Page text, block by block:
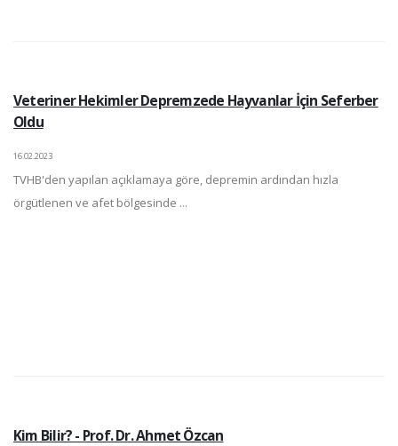
Veteriner Hekimler Depremzede Hayvanlar İçin Seferber
Oldu
16.02.2023
TVHB'den yapılan açıklamaya göre, depremin ardından hızla
örgütlenen ve afet bölgesinde ...
Kim Bilir? - Prof. Dr. Ahmet Özcan